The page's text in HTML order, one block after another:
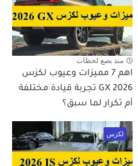
منذ بضع لحظات
اهم 7 مميزات وعيوب لكزس
GX 2026 تجربة قيادة مختلفة
أم تكرار لما سبق؟
لكزس